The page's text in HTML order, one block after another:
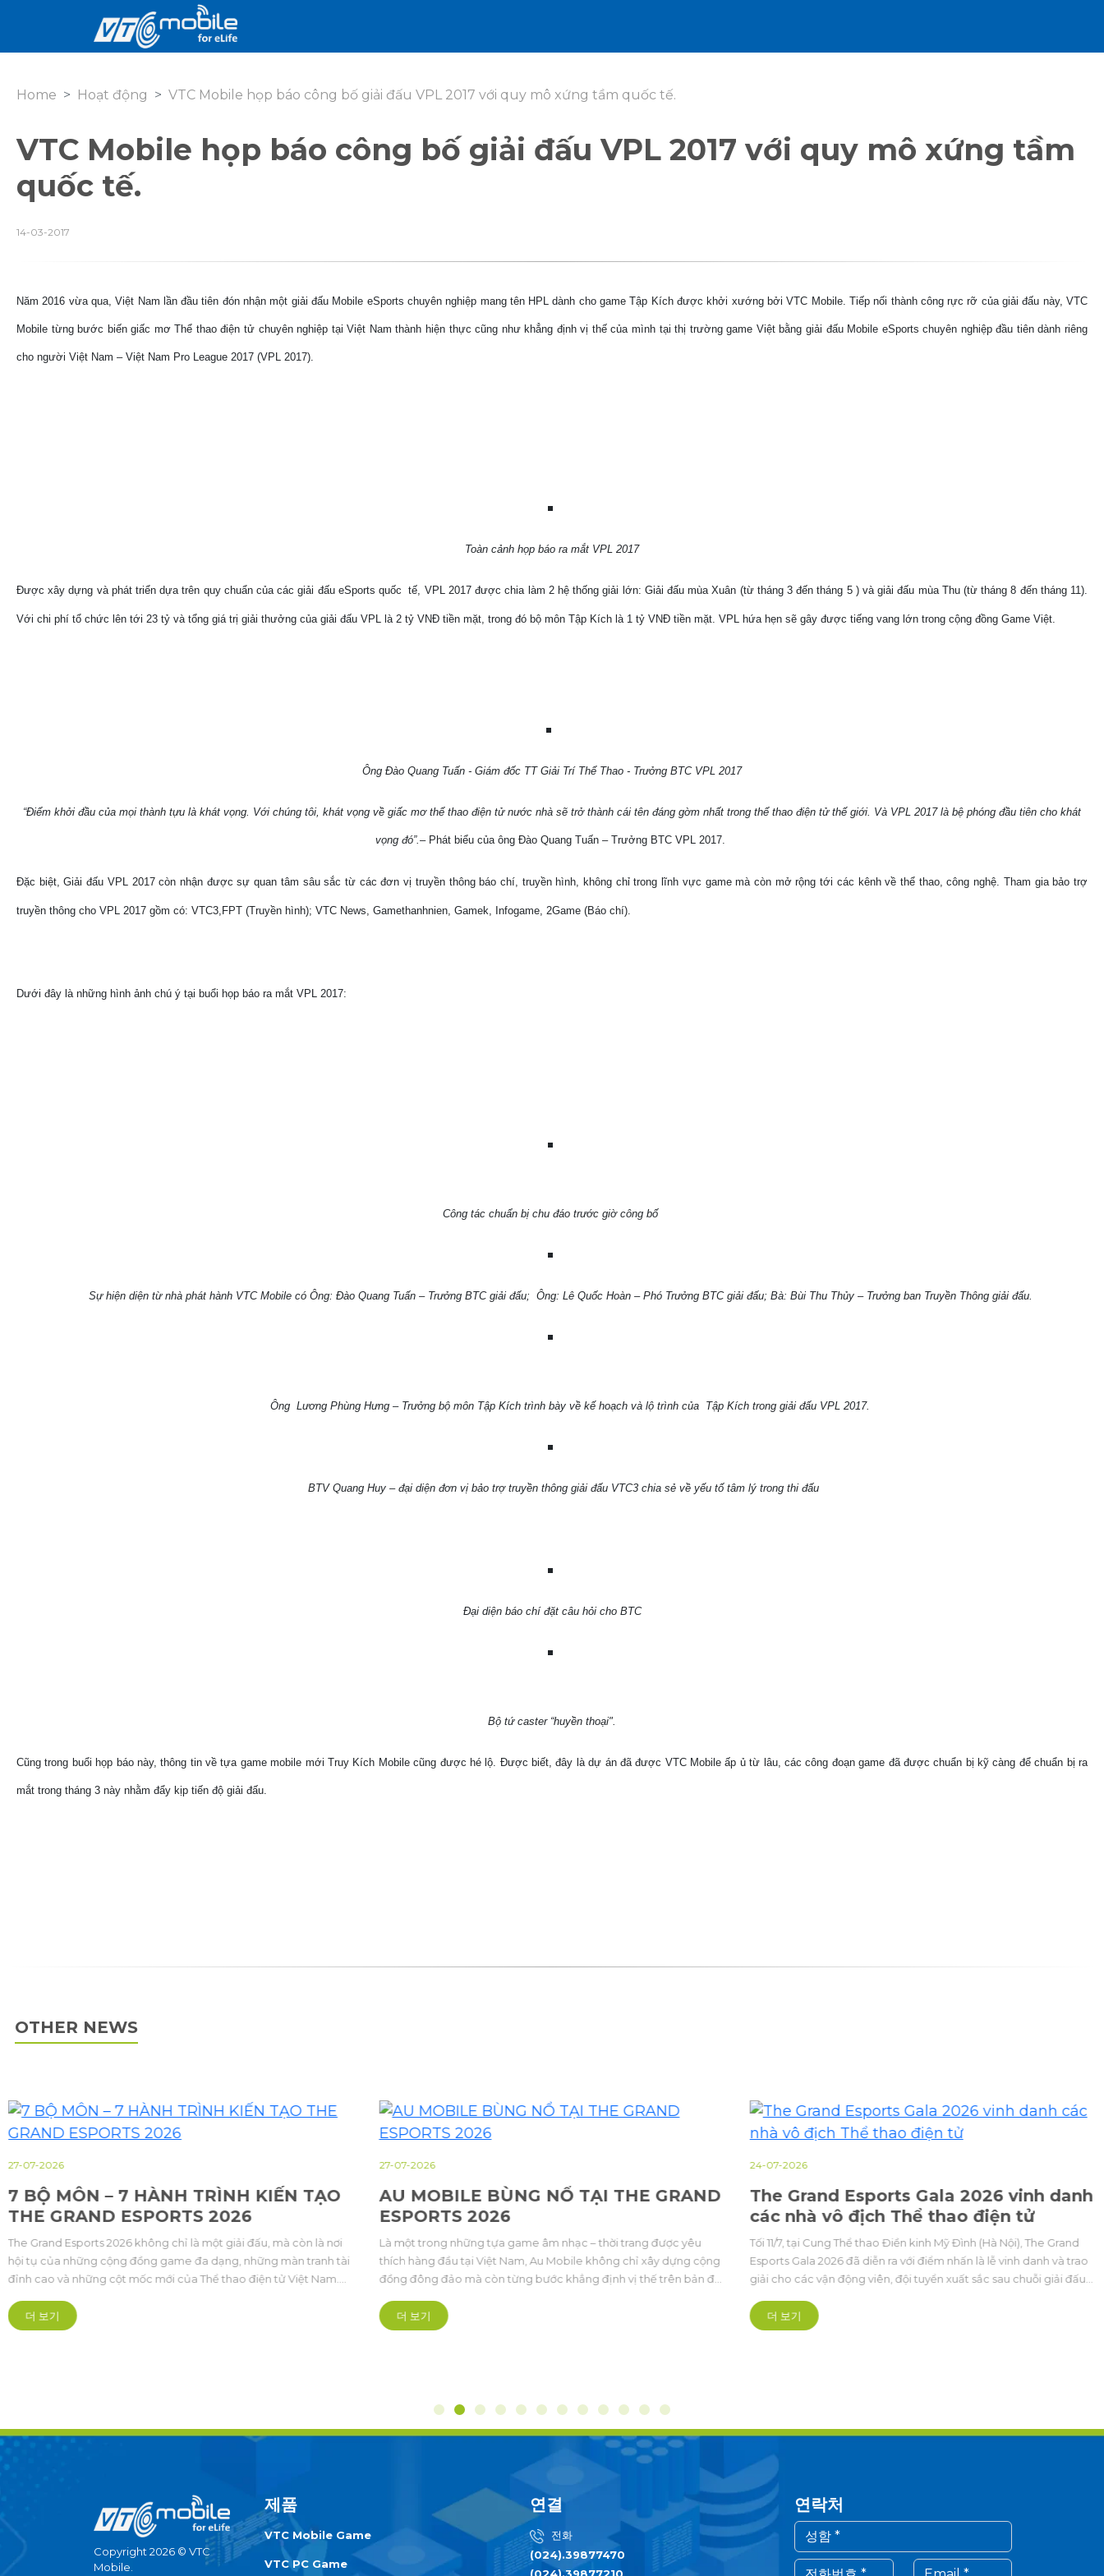
Home Hoạt động VTC Mobile họp báo công bố giải đấu VPL 2017 với quy mô xứng tầm quốc tế.
VTC Mobile họp báo công bố giải đấu VPL 2017 với quy mô xứng tầm
quốc tế.
14-03-2017
Năm 2016 vừa qua, Việt Nam lần đầu tiên đón nhận một giải đấu Mobile eSports chuyên nghiệp mang tên HPL dành cho game Tập Kích được khởi xướng bởi VTC Mobile. Tiếp nối thành công rực rỡ của giải đấu này, VTC
Mobile từng bước biến giấc mơ Thể thao điện tử chuyên nghiệp tại Việt Nam thành hiện thực cũng như khẳng định vị thế của mình tại thị trường game Việt bằng giải đấu Mobile eSports chuyên nghiệp đầu tiên dành riêng
cho người Việt Nam – Việt Nam Pro League 2017 (VPL 2017).
Toàn cảnh họp báo ra mắt VPL 2017
Được xây dựng và phát triển dựa trên quy chuẩn của các giải đấu eSports quốc tế, VPL 2017 được chia làm 2 hệ thống giải lớn: Giải đấu mùa Xuân (từ tháng 3 đến tháng 5 ) và giải đấu mùa Thu (từ tháng 8 đến tháng 11).
Với chi phí tổ chức lên tới 23 tỷ và tổng giá trị giải thưởng của giải đấu VPL là 2 tỷ VNĐ tiền mặt, trong đó bộ môn Tập Kích là 1 tỷ VNĐ tiền mặt. VPL hứa hẹn sẽ gây được tiếng vang lớn trong cộng đồng Game Việt.
Ông Đào Quang Tuấn - Giám đốc TT Giải Trí Thể Thao - Trưởng BTC VPL 2017
“Điểm khởi đầu của mọi thành tựu là khát vọng. Với chúng tôi, khát vọng về giấc mơ thể thao điện tử nước nhà sẽ trở thành cái tên đáng gờm nhất trong thể thao điện tử thế giới. Và VPL 2017 là bệ phóng đầu tiên cho khát
vọng đó”.– Phát biểu của ông Đào Quang Tuấn – Trưởng BTC VPL 2017.
Đặc biệt, Giải đấu VPL 2017 còn nhận được sự quan tâm sâu sắc từ các đơn vị truyền thông báo chí, truyền hình, không chỉ trong lĩnh vực game mà còn mở rộng tới các kênh về thể thao, công nghệ. Tham gia bảo trợ
truyền thông cho VPL 2017 gồm có: VTC3,FPT (Truyền hình); VTC News, Gamethanhnien, Gamek, Infogame, 2Game (Báo chí).
Dưới đây là những hình ảnh chú ý tại buổi họp báo ra mắt VPL 2017:
Công tác chuẩn bị chu đáo trước giờ công bố
Sự hiện diện từ nhà phát hành VTC Mobile có Ông: Đào Quang Tuấn – Trưởng BTC giải đấu; Ông: Lê Quốc Hoàn – Phó Trưởng BTC giải đấu; Bà: Bùi Thu Thủy – Trưởng ban Truyền Thông giải đấu.
Ông Lương Phùng Hưng – Trưởng bộ môn Tập Kích trình bày về kế hoạch và lộ trình của Tập Kích trong giải đấu VPL 2017.
BTV Quang Huy – đại diện đơn vị bảo trợ truyền thông giải đấu VTC3 chia sẻ về yếu tố tâm lý trong thi đấu
Đại diện báo chí đặt câu hỏi cho BTC
Bộ tứ caster “huyền thoại".
Cũng trong buổi họp báo này, thông tin về tựa game mobile mới Truy Kích Mobile cũng được hé lộ. Được biết, đây là dự án đã được VTC Mobile ấp ủ từ lâu, các công đoạn game đã được chuẩn bị kỹ càng để chuẩn bị ra
mắt trong tháng 3 này nhằm đẩy kịp tiến độ giải đấu.
OTHER NEWS
27-07-2026
7 BỘ MÔN – 7 HÀNH TRÌNH KIẾN TẠO
THE GRAND ESPORTS 2026
The Grand Esports 2026 không chỉ là một giải đấu, mà còn là nơi
hội tụ của những cộng đồng game đa dạng, những màn tranh tài
đỉnh cao và những cột mốc mới của Thể thao điện tử Việt Nam.
Audition, Đột Kích CrossFire, Epic Seven, Au Mobile, Summoners
War, Street Fighter 6 và Yulgang Origin, đại diện cho nhiều thể
더 보기
27-07-2026
AU MOBILE BÙNG NỔ TẠI THE GRAND
ESPORTS 2026
Là một trong những tựa game âm nhạc – thời trang được yêu
thích hàng đầu tại Việt Nam, Au Mobile không chỉ xây dựng cộng
đồng đông đảo mà còn từng bước khẳng định vị thế trên bản đồ
quan trọng trong hành trình phát triển Esports, chính thức khởi
động hệ thống giải đấu The Grand Esports 2026 với hai sân chơi
더 보기
24-07-2026
The Grand Esports Gala 2026 vinh danh
các nhà vô địch Thể thao điện tử
Tối 11/7, tại Cung Thể thao Điền kinh Mỹ Đình (Hà Nội), The Grand
Esports Gala 2026 đã diễn ra với điểm nhấn là lễ vinh danh và trao
giải cho các vận động viên, đội tuyển xuất sắc sau chuỗi giải đấu
VENC) và Esports Grand Championship (EGC).
더 보기
Copyright 2026 © VTC
Mobile.
제품
VTC Mobile Game
VTC PC Game
연결
전화
(024).39877470
(024).39877210
연락처